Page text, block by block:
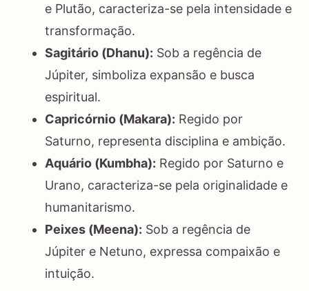
e Plutão, caracteriza-se pela intensidade e
transformação.
Sagitário (Dhanu): Sob a regência de
Júpiter, simboliza expansão e busca
espiritual.
Capricórnio (Makara): Regido por
Saturno, representa disciplina e ambição.
Aquário (Kumbha): Regido por Saturno e
Urano, caracteriza-se pela originalidade e
humanitarismo.
Peixes (Meena): Sob a regência de
Júpiter e Netuno, expressa compaixão e
intuição.